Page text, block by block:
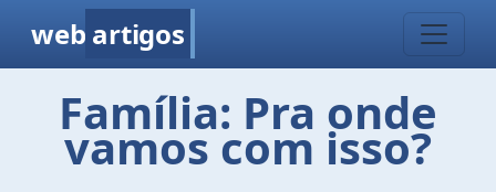
web artigos
Família: Pra onde
vamos com isso?